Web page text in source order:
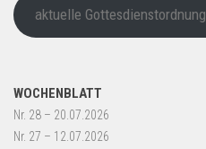
aktuelle Gottesdienstordnung
WOCHENBLATT
Nr. 28 – 20.07.2026
Nr. 27 – 12.07.2026